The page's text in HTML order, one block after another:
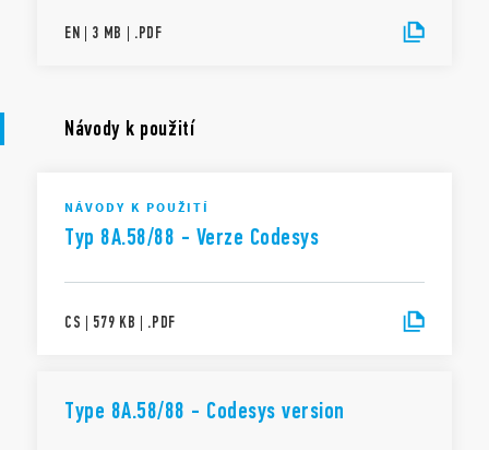
EN | 3 MB | .PDF
Návody k použití
NÁVODY K POUŽITÍ
Typ 8A.58/88 - Verze Codesys
CS | 579 KB | .PDF
Type 8A.58/88 - Codesys version